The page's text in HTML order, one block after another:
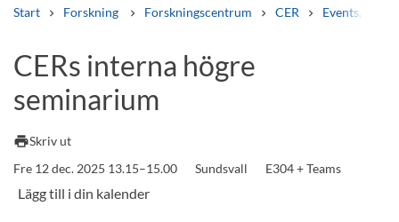
Start Forskning Forskningscentrum CER Events,
Andra söktjänster
Kurser och programKursplaner
CERs interna högre
seminarium
printSkriv ut
Fre 12 dec. 2025 13.15–15.00
Sundsvall E304 + Teams